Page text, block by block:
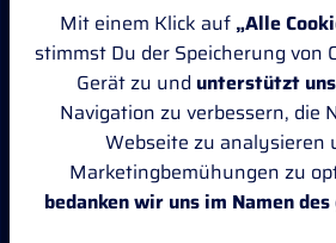
Kategorien
Pferd
FAQ
Mit einem Klick auf „Alle
stimmst Du der Speicherung von
Gerät zu und unterstützt uns
Navigation zu verbessern, die
Webseite zu analysieren
Marketingbemühungen zu
bedanken wir uns im Namen